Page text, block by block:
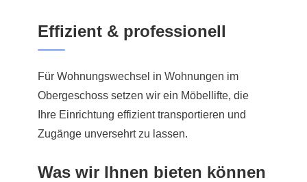
Effizient & professionell
Für Wohnungswechsel in Wohnungen im
Obergeschoss setzen wir ein Möbellifte, die
Ihre Einrichtung effizient transportieren und
Zugänge unversehrt zu lassen.
Was wir Ihnen bieten können